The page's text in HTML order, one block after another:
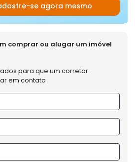
se agora mesmo
comprar ou alugar um imóvel
para que um corretor
em contato